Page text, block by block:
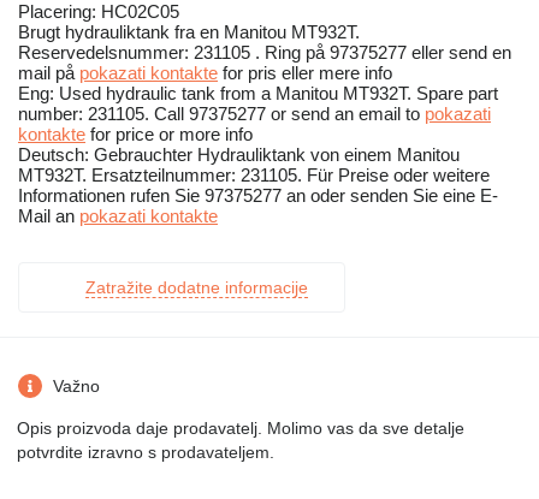
Placering: HC02C05
Brugt hydrauliktank fra en Manitou MT932T.
Reservedelsnummer: 231105 . Ring på 97375277 eller send en
mail på pokazati kontakte for pris eller mere info
Eng: Used hydraulic tank from a Manitou MT932T. Spare part
number: 231105. Call 97375277 or send an email to pokazati
kontakte for price or more info
Deutsch: Gebrauchter Hydrauliktank von einem Manitou
MT932T. Ersatzteilnummer: 231105. Für Preise oder weitere
Informationen rufen Sie 97375277 an oder senden Sie eine E-
Mail an pokazati kontakte
Zatražite dodatne informacije
Važno
Opis proizvoda daje prodavatelj. Molimo vas da sve detalje
potvrdite izravno s prodavateljem.